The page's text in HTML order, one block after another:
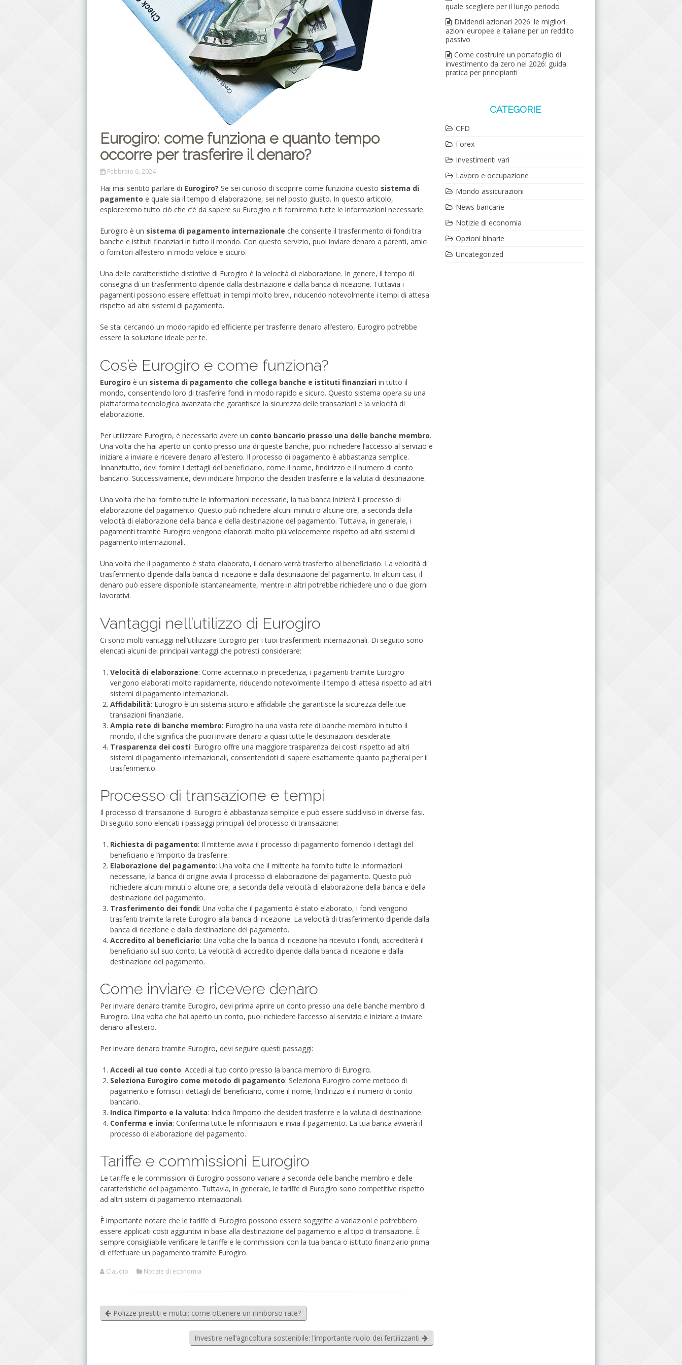
Eurogiro: come funziona e quanto tempo
occorre per trasferire il denaro?
Febbraio 6, 2024
Hai mai sentito parlare di Eurogiro? Se sei curioso di scoprire come funziona questo sistema di
pagamento e quale sia il tempo di elaborazione, sei nel posto giusto. In questo articolo,
esploreremo tutto ciò che c’è da sapere su Eurogiro e ti forniremo tutte le informazioni necessarie.
Eurogiro è un sistema di pagamento internazionale che consente il trasferimento di fondi tra
banche e istituti finanziari in tutto il mondo. Con questo servizio, puoi inviare denaro a parenti, amici
o fornitori all’estero in modo veloce e sicuro.
Una delle caratteristiche distintive di Eurogiro è la velocità di elaborazione. In genere, il tempo di
consegna di un trasferimento dipende dalla destinazione e dalla banca di ricezione. Tuttavia i
pagamenti possono essere effettuati in tempi molto brevi, riducendo notevolmente i tempi di attesa
rispetto ad altri sistemi di pagamento.
Se stai cercando un modo rapido ed efficiente per trasferire denaro all’estero, Eurogiro potrebbe
essere la soluzione ideale per te.
Cos’è Eurogiro e come funziona?
Eurogiro è un sistema di pagamento che collega banche e istituti finanziari in tutto il
mondo, consentendo loro di trasferire fondi in modo rapido e sicuro. Questo sistema opera su una
piattaforma tecnologica avanzata che garantisce la sicurezza delle transazioni e la velocità di
elaborazione.
Per utilizzare Eurogiro, è necessario avere un conto bancario presso una delle banche membro.
Una volta che hai aperto un conto presso una di queste banche, puoi richiedere l’accesso al servizio e
iniziare a inviare e ricevere denaro all’estero. Il processo di pagamento è abbastanza semplice.
Innanzitutto, devi fornire i dettagli del beneficiario, come il nome, l’indirizzo e il numero di conto
bancario. Successivamente, devi indicare l’importo che desideri trasferire e la valuta di destinazione.
Una volta che hai fornito tutte le informazioni necessarie, la tua banca inizierà il processo di
elaborazione del pagamento. Questo può richiedere alcuni minuti o alcune ore, a seconda della
velocità di elaborazione della banca e della destinazione del pagamento. Tuttavia, in generale, i
pagamenti tramite Eurogiro vengono elaborati molto più velocemente rispetto ad altri sistemi di
pagamento internazionali.
Una volta che il pagamento è stato elaborato, il denaro verrà trasferito al beneficiario. La velocità di
trasferimento dipende dalla banca di ricezione e dalla destinazione del pagamento. In alcuni casi, il
denaro può essere disponibile istantaneamente, mentre in altri potrebbe richiedere uno o due giorni
lavorativi.
Vantaggi nell’utilizzo di Eurogiro
Ci sono molti vantaggi nell’utilizzare Eurogiro per i tuoi trasferimenti internazionali. Di seguito sono
elencati alcuni dei principali vantaggi che potresti considerare:
Velocità di elaborazione: Come accennato in precedenza, i pagamenti tramite Eurogiro
vengono elaborati molto rapidamente, riducendo notevolmente il tempo di attesa rispetto ad altri
sistemi di pagamento internazionali.
Affidabilità: Eurogiro è un sistema sicuro e affidabile che garantisce la sicurezza delle tue
transazioni finanziarie.
Ampia rete di banche membro: Eurogiro ha una vasta rete di banche membro in tutto il
mondo, il che significa che puoi inviare denaro a quasi tutte le destinazioni desiderate.
Trasparenza dei costi: Eurogiro offre una maggiore trasparenza dei costi rispetto ad altri
sistemi di pagamento internazionali, consentendoti di sapere esattamente quanto pagherai per il
trasferimento.
Processo di transazione e tempi
Il processo di transazione di Eurogiro è abbastanza semplice e può essere suddiviso in diverse fasi.
Di seguito sono elencati i passaggi principali del processo di transazione:
Richiesta di pagamento: Il mittente avvia il processo di pagamento fornendo i dettagli del
beneficiario e l’importo da trasferire.
Elaborazione del pagamento: Una volta che il mittente ha fornito tutte le informazioni
necessarie, la banca di origine avvia il processo di elaborazione del pagamento. Questo può
richiedere alcuni minuti o alcune ore, a seconda della velocità di elaborazione della banca e della
destinazione del pagamento.
Trasferimento dei fondi: Una volta che il pagamento è stato elaborato, i fondi vengono
trasferiti tramite la rete Eurogiro alla banca di ricezione. La velocità di trasferimento dipende dalla
banca di ricezione e dalla destinazione del pagamento.
Accredito al beneficiario: Una volta che la banca di ricezione ha ricevuto i fondi, accrediterà il
beneficiario sul suo conto. La velocità di accredito dipende dalla banca di ricezione e dalla
destinazione del pagamento.
Come inviare e ricevere denaro
Per inviare denaro tramite Eurogiro, devi prima aprire un conto presso una delle banche membro di
Eurogiro. Una volta che hai aperto un conto, puoi richiedere l’accesso al servizio e iniziare a inviare
denaro all’estero.
Per inviare denaro tramite Eurogiro, devi seguire questi passaggi:
Accedi al tuo conto: Accedi al tuo conto presso la banca membro di Eurogiro.
Seleziona Eurogiro come metodo di pagamento: Seleziona Eurogiro come metodo di
pagamento e fornisci i dettagli del beneficiario, come il nome, l’indirizzo e il numero di conto
bancario.
Indica l’importo e la valuta: Indica l’importo che desideri trasferire e la valuta di destinazione.
Conferma e invia: Conferma tutte le informazioni e invia il pagamento. La tua banca avvierà il
processo di elaborazione del pagamento.
Tariffe e commissioni Eurogiro
Le tariffe e le commissioni di Eurogiro possono variare a seconda delle banche membro e delle
caratteristiche del pagamento. Tuttavia, in generale, le tariffe di Eurogiro sono competitive rispetto
ad altri sistemi di pagamento internazionali.
È importante notare che le tariffe di Eurogiro possono essere soggette a variazioni e potrebbero
essere applicati costi aggiuntivi in base alla destinazione del pagamento e al tipo di transazione. È
sempre consigliabile verificare le tariffe e le commissioni con la tua banca o istituto finanziario prima
di effettuare un pagamento tramite Eurogiro.
Claudio Notizie di economia
Polizze prestiti e mutui: come ottenere un rimborso rate?
Investire nell’agricoltura sostenibile: l’importante ruolo dei fertilizzanti
quale scegliere per il lungo periodo
Dividendi azionari 2026: le migliori
azioni europee e italiane per un reddito
passivo
Come costruire un portafoglio di
investimento da zero nel 2026: guida
pratica per principianti
CATEGORIE
CFD
Forex
Investimenti vari
Lavoro e occupazione
Mondo assicurazioni
News bancarie
Notizie di economia
Opzioni binarie
Uncategorized